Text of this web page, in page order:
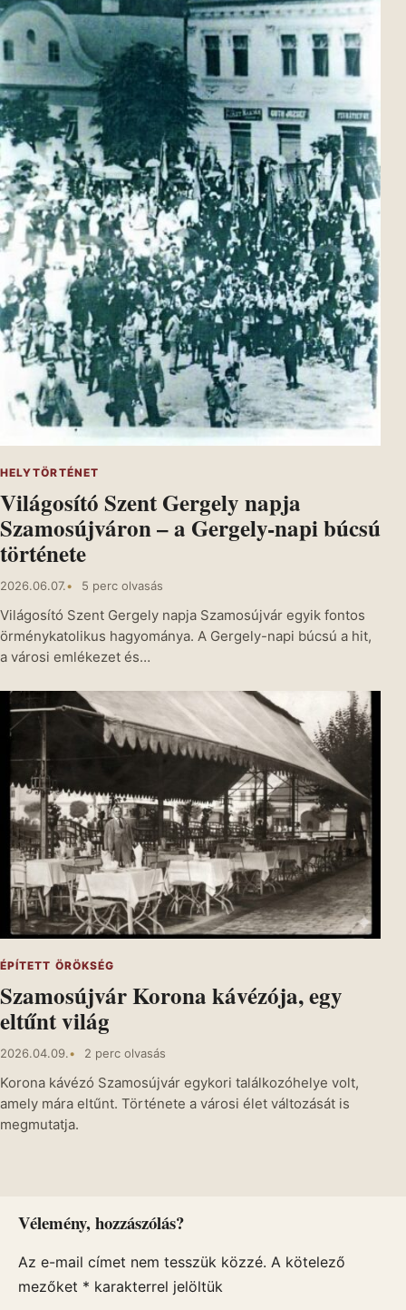
HELYTÖRTÉNET
Világosító Szent Gergely napja
Szamosújváron – a Gergely-napi búcsú
története
2026.06.07. 5 perc olvasás
Világosító Szent Gergely napja Szamosújvár egyik fontos
örménykatolikus hagyománya. A Gergely-napi búcsú a hit,
a városi emlékezet és…
ÉPÍTETT ÖRÖKSÉG
Szamosújvár Korona kávézója, egy
eltűnt világ
2026.04.09. 2 perc olvasás
Korona kávézó Szamosújvár egykori találkozóhelye volt,
amely mára eltűnt. Története a városi élet változását is
megmutatja.
Vélemény, hozzászólás?
Az e-mail címet nem tesszük közzé. A kötelező
mezőket * karakterrel jelöltük